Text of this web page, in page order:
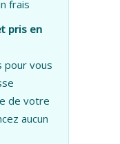
frais
pris en
pour vous
de votre
aucun